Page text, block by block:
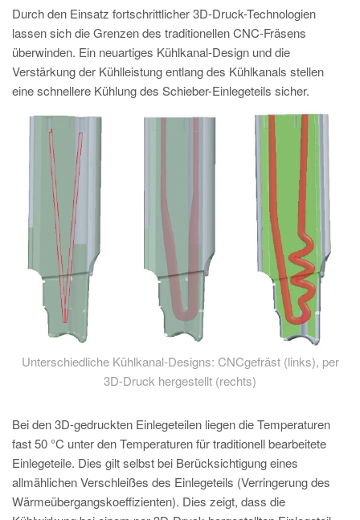
Durch den Einsatz fortschrittlicher 3D-Druck-Technologien
lassen sich die Grenzen des traditionellen CNC-Fräsens
überwinden. Ein neuartiges Kühlkanal-Design und die
Verstärkung der Kühlleistung entlang des Kühlkanals stellen
eine schnellere Kühlung des Schieber-Einlegeteils sicher.
Unterschiedliche Kühlkanal-Designs: CNCgefräst (links), per
3D-Druck hergestellt (rechts)
Bei den 3D-gedruckten Einlegeteilen liegen die Temperaturen
fast 50 °C unter den Temperaturen für traditionell bearbeitete
Einlegeteile. Dies gilt selbst bei Berücksichtigung eines
allmählichen Verschleißes des Einlegeteils (Verringerung des
Wärmeübergangskoeffizienten). Dies zeigt, dass die